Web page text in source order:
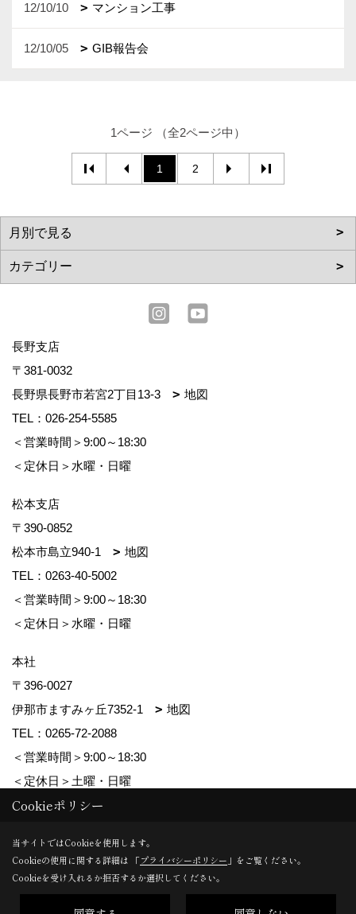
12/10/10 マンション工事
12/10/05 GIB報告会
1ページ （全2ページ中）
1 2
長野支店
〒381-0032
長野県長野市若宮2丁目13-3
地図
TEL： 026-254-5585
＜営業時間＞9:00～18:30
＜定休日＞水曜・日曜
松本支店
〒390-0852
松本市島立940-1
地図
TEL： 0263-40-5002
＜営業時間＞9:00～18:30
＜定休日＞水曜・日曜
本社
〒396-0027
伊那市ますみヶ丘7352-1
地図
TEL： 0265-72-2088
＜営業時間＞9:00～18:30
＜定休日＞土曜・日曜
Copyright (c) ForestCorporation. All Rights Reserved.
Produced byゴデスクリエイト
Cookieポリシー
当サイトではCookieを使用します。
Cookieの使用に関する詳細は 「プライバシーポリシー 」をご覧ください。
Cookieを受け入れるか拒否するか選択してください。